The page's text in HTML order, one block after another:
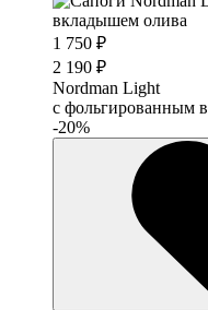
1 750 ₽
2 190 ₽
Nordman Light
c фольгированным
-20%